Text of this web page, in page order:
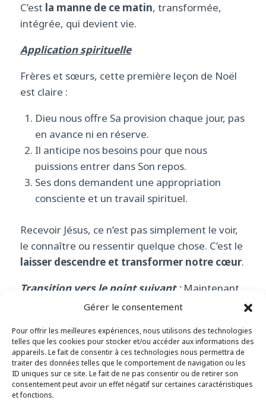
Gérer le consentement
Pour offrir les meilleures expériences, nous utilisons des technologies
telles que les cookies pour stocker et/ou accéder aux informations des
appareils. Le fait de consentir à ces technologies nous permettra de
traiter des données telles que le comportement de navigation ou les
ID uniques sur ce site. Le fait de ne pas consentir ou de retirer son
consentement peut avoir un effet négatif sur certaines caractéristiques
et fonctions.
C’est la manne de ce matin, transformée,
intégrée, qui devient vie.
Application spirituelle
Frères et sœurs, cette première leçon de Noël
est claire :
Dieu nous offre Sa provision chaque jour, pas
en avance ni en réserve.
Il anticipe nos besoins pour que nous
puissions entrer dans Son repos.
Ses dons demandent une appropriation
consciente et un travail spirituel.
Recevoir Jésus, ce n’est pas simplement le voir,
le connaître ou ressentir quelque chose. C’est le
laisser descendre et transformer notre cœur.
Transition vers le point suivant:Maintenant
que nous comprenons que la manne est une
comment Dieuprévoit nos besoins avant
même que nous les ressentions, et comment
Jésus est cette provision parfaite.